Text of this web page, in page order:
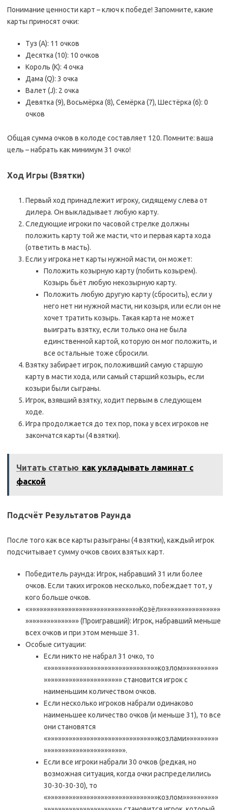
Понимание ценности карт – ключ к победе! Запомните, какие
карты приносят очки:
Туз (А): 11 очков
Десятка (10): 10 очков
Король (К): 4 очка
Дама (Q): 3 очка
Валет (J): 2 очка
Девятка (9), Восьмёрка (8), Семёрка (7), Шестёрка (6): 0
очков
Общая сумма очков в колоде составляет 120. Помните: ваша
цель – набрать как минимум 31 очко!
Ход Игры (Взятки)
Первый ход принадлежит игроку, сидящему слева от
дилера. Он выкладывает любую карту.
Следующие игроки по часовой стрелке должны
положить карту той же масти, что и первая карта хода
(ответить в масть).
Если у игрока нет карты нужной масти, он может:
Положить козырную карту (побить козырем).
Козырь бьёт любую некозырную карту.
Положить любую другую карту (сбросить), если у
него нет ни нужной масти, ни козыря, или если он не
хочет тратить козырь. Такая карта не может
выиграть взятку, если только она не была
единственной картой, которую он мог положить, и
все остальные тоже сбросили.
Взятку забирает игрок, положивший самую старшую
карту в масти хода, или самый старший козырь, если
козыри были сыграны.
Игрок, взявший взятку, ходит первым в следующем
ходе.
Игра продолжается до тех пор, пока у всех игроков не
закончатся карты (4 взятки).
Читать статью как укладывать ламинат с
фаской
Подсчёт Результатов Раунда
После того как все карты разыграны (4 взятки), каждый игрок
подсчитывает сумму очков своих взятых карт.
Победитель раунда: Игрок, набравший 31 или более
очков. Если таких игроков несколько, побеждает тот, у
кого больше очков.
«»»»»»»»»»»»»»»»»»»»»»»»»»»»»»»»Козёл»»»»»»»»»»»»»»»»»
»»»»»»»»»»»»»»» (Проигравший): Игрок, набравший меньше
всех очков и при этом меньше 31.
Особые ситуации:
Если никто не набрал 31 очко, то
«»»»»»»»»»»»»»»»»»»»»»»»»»»»»»»»козлом»»»»»»»»»»
»»»»»»»»»»»»»»»»»»»»»» становится игрок с
наименьшим количеством очков.
Если несколько игроков набрали одинаково
наименьшее количество очков (и меньше 31), то все
они становятся
«»»»»»»»»»»»»»»»»»»»»»»»»»»»»»»»козлами»»»»»»»»»
»»»»»»»»»»»»»»»»»»»»»»».
Если все игроки набрали 30 очков (редкая, но
возможная ситуация, когда очки распределились
30-30-30-30), то
«»»»»»»»»»»»»»»»»»»»»»»»»»»»»»»»козлом»»»»»»»»»»